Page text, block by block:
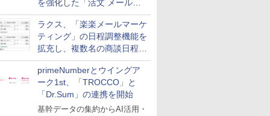
を強化した「活文 メール誤
送信防止アドインサービス」
を提供
ラクス、「楽楽メールマーケ
ティング」の日程調整機能を
拡充し、複数名の商談日程調
整を効率化
primeNumberとウイングア
ーク1st、「TROCCO」と
「Dr.Sum」の連携を開始
基幹データの集約からAI活用・